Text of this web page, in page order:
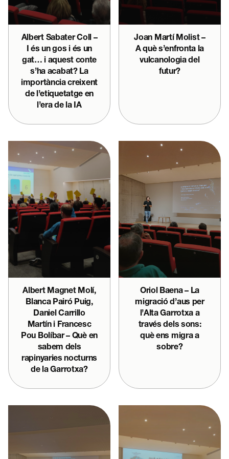
Albert Sabater Coll –
I és un gos i és un
gat… i aquest conte
s’ha acabat? La
importància creixent
de l’etiquetatge en
l’era de la IA
Joan Martí Molist –
A què s’enfronta la
vulcanologia del
futur?
Albert Magnet Molí,
Blanca Pairó Puig,
Daniel Carrillo
Martín i Francesc
Pou Bolíbar – Què en
sabem dels
rapinyaries nocturns
de la Garrotxa?
Oriol Baena – La
migració d’aus per
l’Alta Garrotxa a
través dels sons:
què ens migra a
sobre?